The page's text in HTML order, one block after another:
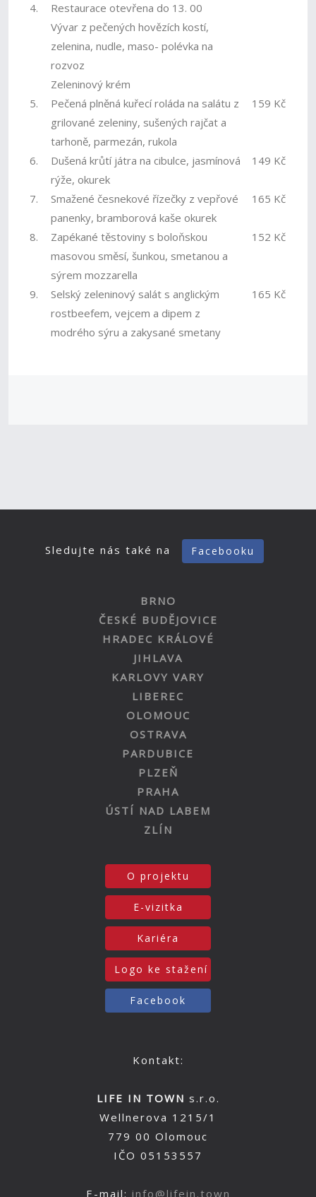
4.
Restaurace otevřena do 13. 00
Vývar z pečených hovězích kostí,
zelenina, nudle, maso- polévka na
rozvoz
Zeleninový krém
5.
Pečená plněná kuřecí roláda na salátu z
grilované zeleniny, sušených rajčat a
tarhoně, parmezán, rukola
159 Kč
6.
Dušená krůtí játra na cibulce, jasmínová
rýže, okurek
149 Kč
7.
Smažené česnekové řízečky z vepřové
panenky, bramborová kaše okurek
165 Kč
8.
Zapékané těstoviny s boloňskou
masovou směsí, šunkou, smetanou a
sýrem mozzarella
152 Kč
9.
Selský zeleninový salát s anglickým
rostbeefem, vejcem a dipem z
modrého sýru a zakysané smetany
165 Kč
Sledujte nás také na Facebooku
BRNO
ČESKÉ BUDĚJOVICE
HRADEC KRÁLOVÉ
JIHLAVA
KARLOVY VARY
LIBEREC
OLOMOUC
OSTRAVA
PARDUBICE
PLZEŇ
PRAHA
ÚSTÍ NAD LABEM
ZLÍN
O projektu
E-vizitka
Kariéra
Logo ke stažení
Facebook
Kontakt:
LIFE IN TOWN s.r.o.
Wellnerova 1215/1
779 00 Olomouc
IČO 05153557
E-mail: info@lifein.town